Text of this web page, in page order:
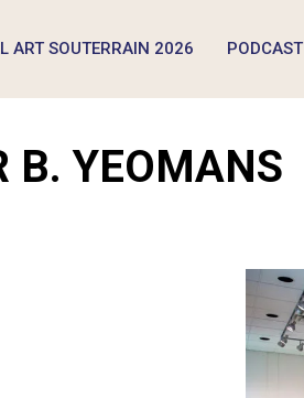
ART SOUTERRAIN 2026 PODCAST
B. YEOMANS